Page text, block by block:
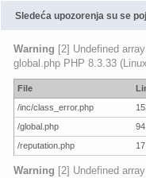
Sledeća upozorenja su se
Warning [2] Undefined
global.php PHP 8.3.33
File
/inc/class_error.php
/global.php
94
/reputation.php
17
Warning [2] Undefined